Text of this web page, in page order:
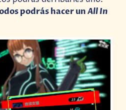
podrás hacer unAll In